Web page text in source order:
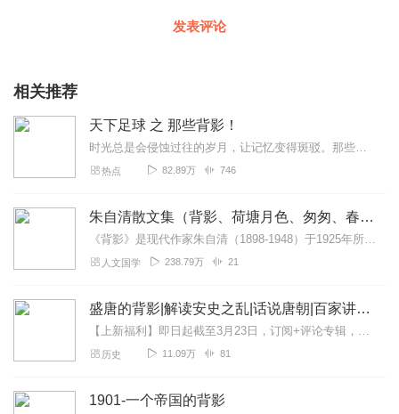
发表评论
相关推荐
天下足球 之 那些背影！
时光总是会侵蚀过往的岁月，让记忆变得斑驳。那些陪伴过我们的球星，那些影响过足坛的传奇，用他们脚下的足球，描绘出了多彩斑斓的绿茵世界。我们怀念过去，因为那里有曾...
热点 82.89万 746
朱自清散文集（背影、荷塘月色、匆匆、春、一封信）
《背影》是现代作家朱自清（1898-1948）于1925年所写的一篇回忆性散文。这篇散文叙述的是作者离开南京到北京大学，父亲送他到浦口火车站，照料他上车，并替他...
人文国学 238.79万 21
盛唐的背影|解读安史之乱|话说唐朝|百家讲坛经典
【上新福利】即日起截至3月23日，订阅+评论专辑，将根据用户收听时长+评论走心程度，在“专辑评价区”随机抽取1位真爱粉送纸书1本！【社群福利】欢迎熊猫君的粉丝听...
历史 11.09万 81
1901-一个帝国的背影